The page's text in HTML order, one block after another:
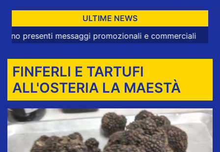
ULTIME NEWS
messaggi promozionali e commerciali
FINFERLI E TARTUFI
ALL'OSTERIA LA MAESTÀ